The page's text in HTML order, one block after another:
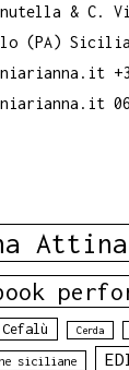
& C.
(PA) Sicilia
Cefalù Cerda
siciliane